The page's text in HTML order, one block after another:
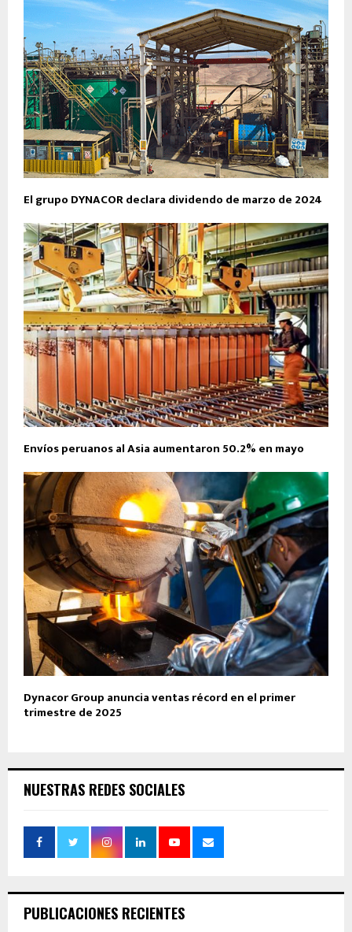
El grupo DYNACOR declara dividendo de marzo de 2024
Envíos peruanos al Asia aumentaron 50.2% en mayo
Dynacor Group anuncia ventas récord en el primer
trimestre de 2025
NUESTRAS REDES SOCIALES
PUBLICACIONES RECIENTES